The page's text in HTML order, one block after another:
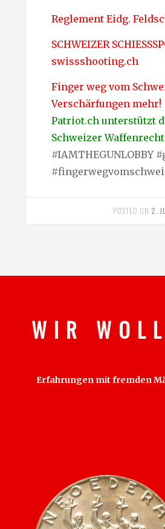
Reglement Eidg.
SCHWEIZER
swissshooting.ch
Finger weg vom
Verschärfungen mehr!
Patriot.ch unterstützt
Schweizer
#IAMTHEGUNLOBBY
POSTED ON 2.
W I R W O L
Erfahrungen mit fremden